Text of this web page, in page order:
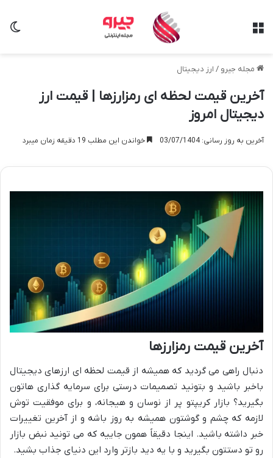
مجله جیرو / ارز دیجیتال
آخرین قیمت لحظه ای رمزارزها | قیمت ارز
دیجیتال امروز
آخرین به روز رسانی: 03/07/1404 خواندن این مطلب 19 دقیقه زمان میبرد
آخرین قیمت رمزارزها
دنبال راهی می گردید که همیشه از قیمت لحظه ای ارزهای دیجیتال
باخبر باشید و بتونید تصمیمات درستی برای سرمایه گذاری هاتون
بگیرید؟ بازار کریپتو پر از نوسان و هیجانه، و برای موفقیت توش
لازمه که چشم و گوشتون همیشه به روز باشه و از آخرین تغییرات
خبر داشته باشید. اینجا دقیقاً همون جاییه که می تونید نبض بازار
رو تو دستتون بگیرید و با یه دید بازتر وارد این دنیای جذاب بشید.